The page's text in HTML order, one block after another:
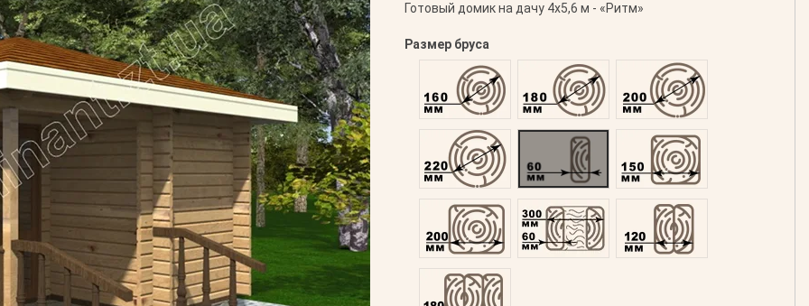
Готовый домик на дачу 4х5,6 м - «Ритм»
Размер бруса
Оцилиндрованний 160Оцилиндрованний 180Оцилиндрованний 200
Оцилиндрованний 220Профилированний 60Профилированний 150
Профилированний 200
Двойной 300 Клееный 120
Клееный 180